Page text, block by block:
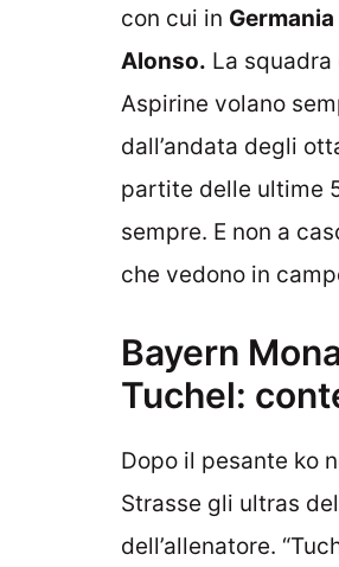
con cui in Germania
Alonso. La
Aspirine volano
dall’andata degli
partite delle ultime
sempre. E non a
che vedono in
Bayern
Tuchel:
Dopo il pesante ko
Strasse gli ultras
dell’allenatore.